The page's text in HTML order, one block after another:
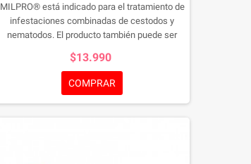
MILPRO® está indicado para el tratamiento de
infestaciones combinadas de cestodos y
nematodos. El producto también puede ser
corazón, si el tratamiento concomitante contra
que se requiera prevención contra el gusano
del corazón y al mismo tiempo tratamiento
$13.990
COMPRAR